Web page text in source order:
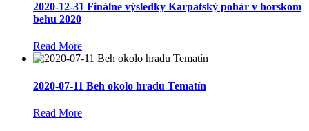
2020-12-31 Finálne výsledky Karpatský pohár v horskom
behu 2020
Read More
2020-07-11 Beh okolo hradu Tematín
Read More